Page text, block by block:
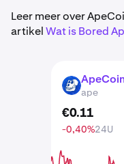
Leer meer over
artikelWat is Bored
APE
ape
€0.11
-0,40%24U